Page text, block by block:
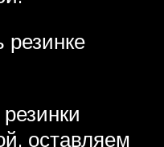
резинке
оставляем